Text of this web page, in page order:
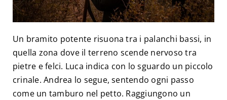
Un bramito potente risuona tra i palanchi bassi, in
quella zona dove il terreno scende nervoso tra
pietre e felci. Luca indica con lo sguardo un piccolo
crinale. Andrea lo segue, sentendo ogni passo
come un tamburo nel petto. Raggiungono un